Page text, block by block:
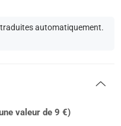
automatiquement.
valeur de 9 €)